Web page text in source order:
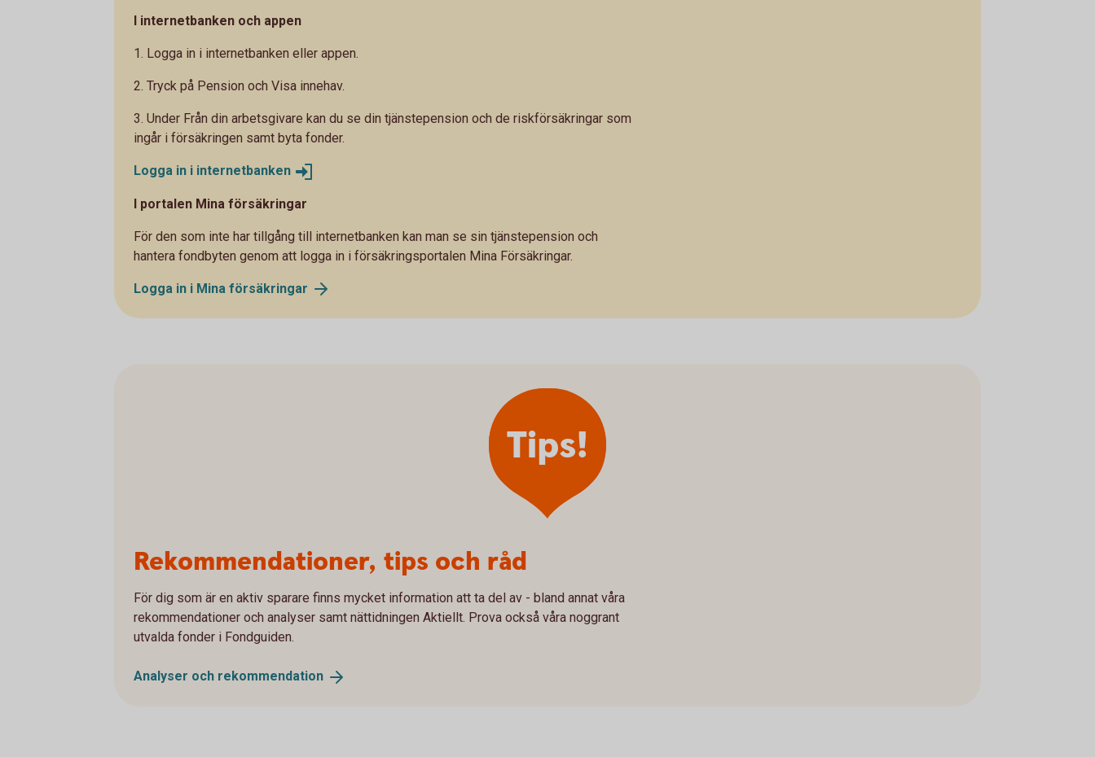
I internetbanken och appen
1. Logga in i internetbanken eller appen.
2. Tryck på Pension och Visa innehav.
3. Under Från din arbetsgivare kan du se din tjänstepension och de riskförsäkringar som
ingår i försäkringen samt byta fonder.
Logga in i internetbanken
I portalen Mina försäkringar
För den som inte har tillgång till internetbanken kan man se sin tjänstepension och
hantera fondbyten genom att logga in i försäkringsportalen Mina Försäkringar.
Logga in i Mina försäkringar
Tips!
Rekommendationer, tips och råd
För dig som är en aktiv sparare finns mycket information att ta del av - bland annat våra
rekommendationer och analyser samt nättidningen Aktiellt. Prova också våra noggrant
utvalda fonder i Fondguiden.
Analyser och rekommendation